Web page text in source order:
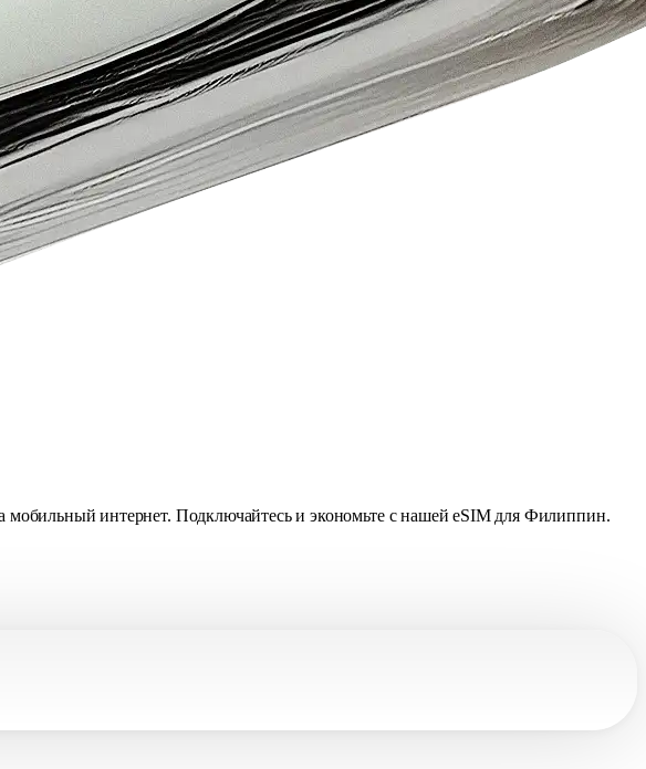
мобильный интернет. Подключайтесь и экономьте с нашей eSIM для Филиппин.